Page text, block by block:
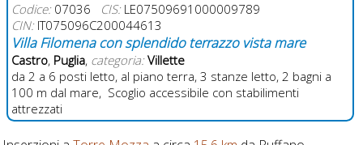
Codice:07036 CIS:LE07509691000009789
CIN:IT075096C200044613
Villa Filomena con splendido terrazzo vista mare
Castro, Puglia, categoria: Villette
da 2 a 6 posti letto, al piano terra, 3 stanze letto, 2 bagni a
100 m dal mare, Scoglio accessibile con stabilimenti
attrezzati